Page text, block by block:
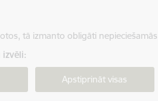
tā izmanto obligāti
izvēli:
Apstiprināt visas